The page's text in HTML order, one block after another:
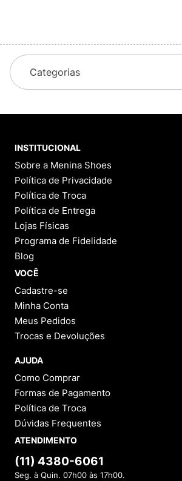
Categorias
INSTITUCIONAL
Sobre a Menina Shoes
Política de Privacidade
Política de Troca
Política de Entrega
Lojas Físicas
Programa de Fidelidade
Blog
VOCÊ
Cadastre-se
Minha Conta
Meus Pedidos
Trocas e Devoluções
AJUDA
Como Comprar
Formas de Pagamento
Política de Troca
Dúvidas Frequentes
ATENDIMENTO
(11) 4380-6061
Seg. à Quin. 07h00 às 17h00.